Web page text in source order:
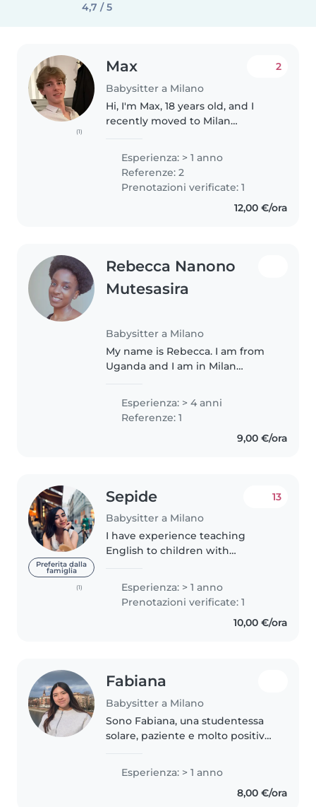
4,7 / 5
(1)
Max
Babysitter a Milano
2
Hi, I'm Max, 18 years old, and I
recently moved to Milan
and starting university. Back in
Germany, I was always very close
to my younger cousins (I'm..
Esperienza: > 1 anno
Referenze: 2
Prenotazioni verificate: 1
12,00 €/ora
Rebecca Nanono
Mutesasira
Babysitter a Milano
My name is Rebecca. I am from
Uganda and I am in Milan
siblings from when they were
toddlers and as such I am
Esperienza: > 4 anni
Referenze: 1
9,00 €/ora
Preferita dalla
famiglia
(1)
Sepide
Babysitter a Milano
13
I have experience teaching
English to children with
I am a final-year student at
Politecnico di Milano with plenty
Esperienza: > 1 anno
Prenotazioni verificate: 1
10,00 €/ora
Fabiana
Babysitter a Milano
Sono Fabiana, una studentessa
solare, paziente e molto positiva.
(livello intermedio). Ho una
grande esperienza pratica nella
cura dei bambini, avendo..
Esperienza: > 1 anno
8,00 €/ora